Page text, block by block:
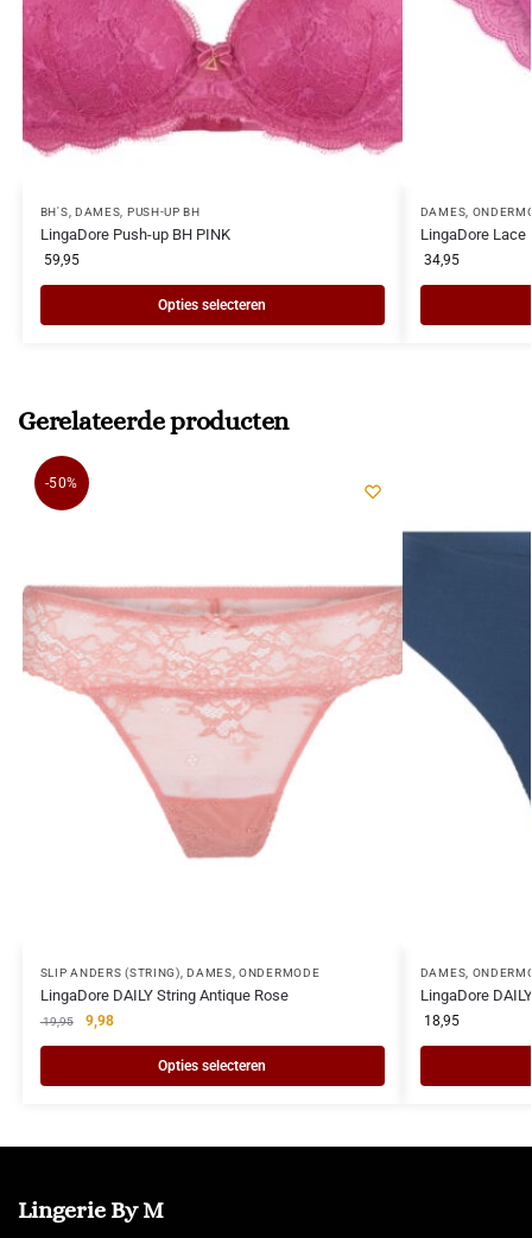
BH'S DAMES PUSH-UP BH
LingaDore Push-up BH PINK
59,95
Opties selecteren
DAMES
LingaDore Lace
34,95
Gerelateerde producten
-50%
SLIP ANDERS (STRING) ,DAMES ,ONDERMODE
LingaDore DAILY String Antique Rose
19,95 9,98
Opties selecteren
DAMES
LingaDore
18,95
Lingerie By M